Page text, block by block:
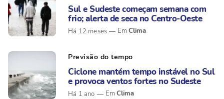
Sul e Sudeste começam semana com
frio; alerta de seca no Centro-Oeste
Há 12 meses Clima
Previsão do tempo
Ciclone mantém tempo instável no Sul
e provoca ventos fortes no Sudeste
Há 1 ano Clima